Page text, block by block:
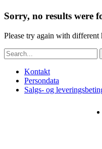
Sorry, no results were
Please try again with different
Kontakt
Persondata
Salgs- og